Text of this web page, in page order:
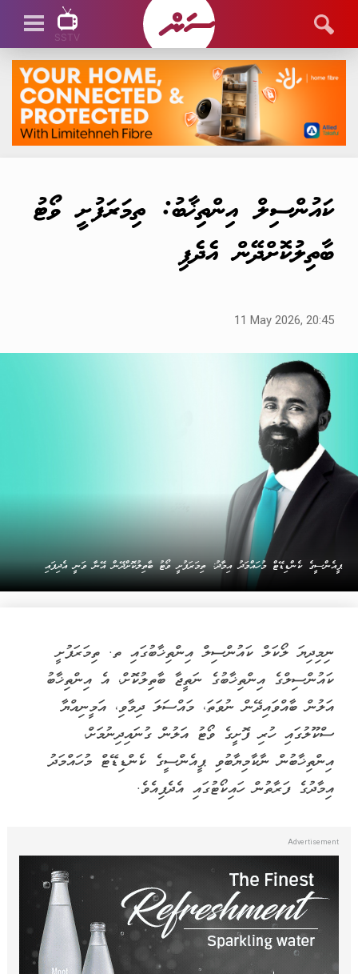
SSTV
SSTV LIVE
ކައުންސިލް އިންތިޚާބު: ތިމަރަފުށީ ވޯޓު
ބާތިލުކޮށްދޭން އެދެފި
11 May 2026, 20:45
ޕީއެންސީގެ ކެންޑިޑޭޓް މުހައްމަދު އިމާދު: ތިމަރަފުށީ ވޯޓު ބާތިލުކޮށްދޭން އޭނާ ވަނީ އެދިފައި
ނިމިދިޔަ ލޯކަލް ކައުންސިލް އިންތިޚާބުގައި ތ. ތިމަރަފުށީ
ކައުންސިލްގެ އިންތިޚާބުގެ ނަތީޖާ ބާތިލުކޮށް، އެ އިންތިޚާބު
އަލުން ބާއްވައިދޭން ނުވަތަ، މައްސަލަ ދިމާވި، އަމީނިއްޔާ
ސްކޫލުގައި ހުރި ފޮށީގެ ވޯޓު އަލުން ގުނައިދިނުމަށް،
އިންތިޚާބުން ނާކާމިޔާބުވި ޕީއެންސީގެ ކެންޑިޑޭޓް މުހައްމަދު
އިމާދުގެ ފަރާތުން ހައިކޯޓުގައި އެދެފިއެވެ.